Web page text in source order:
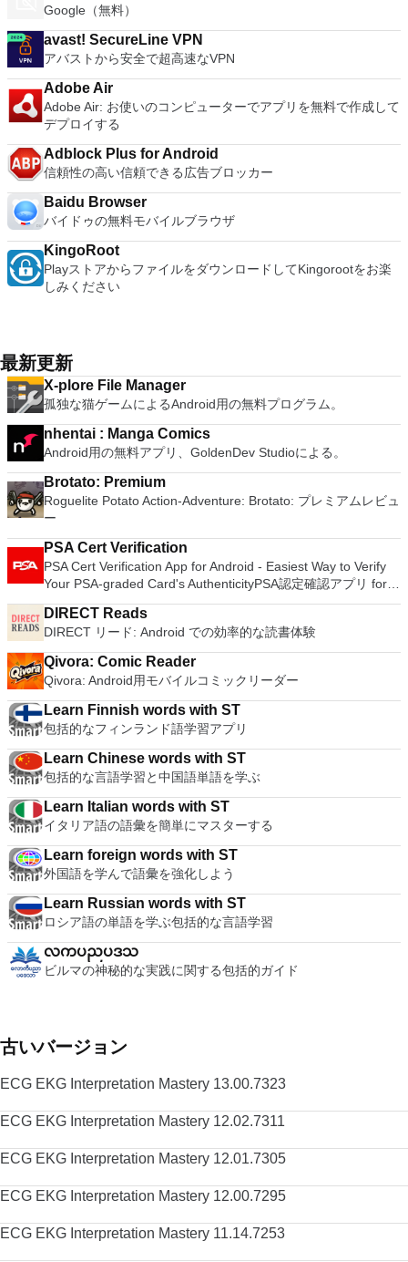
Google（無料）
avast! SecureLine VPN
アバストから安全で超高速なVPN
Adobe Air
Adobe Air: お使いのコンピューターでアプリを無料で作成して
デプロイする
Adblock Plus for Android
信頼性の高い信頼できる広告ブロッカー
Baidu Browser
バイドゥの無料モバイルブラウザ
KingoRoot
PlayストアからファイルをダウンロードしてKingorootをお楽
しみください
最新更新
X-plore File Manager
孤独な猫ゲームによるAndroid用の無料プログラム。
nhentai : Manga Comics
Android用の無料アプリ、GoldenDev Studioによる。
Brotato: Premium
Roguelite Potato Action-Adventure: Brotato: プレミアムレビュ
ー
PSA Cert Verification
PSA Cert Verification App for Android - Easiest Way to Verify
Your PSA-graded Card's AuthenticityPSA認定確認アプリ for
Android - PSA評価カードの真正性を確認する最も簡単な方法
DIRECT Reads
DIRECT リード: Android での効率的な読書体験
Qivora: Comic Reader
Qivora: Android用モバイルコミックリーダー
Learn Finnish words with ST
包括的なフィンランド語学習アプリ
Learn Chinese words with ST
包括的な言語学習と中国語単語を学ぶ
Learn Italian words with ST
イタリア語の語彙を簡単にマスターする
Learn foreign words with ST
外国語を学んで語彙を強化しよう
Learn Russian words with ST
ロシア語の単語を学ぶ包括的な言語学習
လကပညပဒသ
ビルマの神秘的な実践に関する包括的ガイド
古いバージョン
ECG EKG Interpretation Mastery 13.00.7323
ECG EKG Interpretation Mastery 12.02.7311
ECG EKG Interpretation Mastery 12.01.7305
ECG EKG Interpretation Mastery 12.00.7295
ECG EKG Interpretation Mastery 11.14.7253